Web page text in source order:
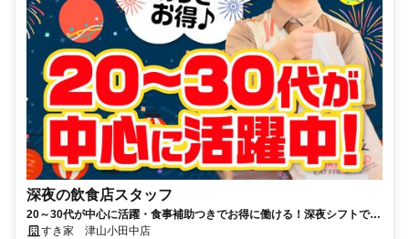
深夜の飲食店スタッフ
20～30代が中心に活躍・食事補助つきでお得に働ける！深夜シフトで稼
ぎませんか◎
すき家 津山小田中店